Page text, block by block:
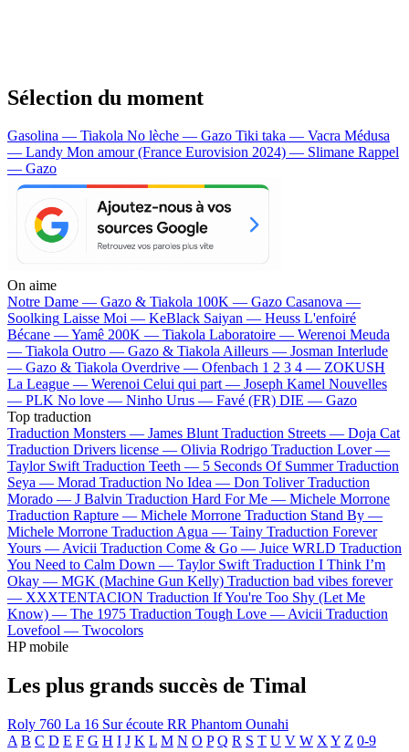
Sélection du moment
Gasolina — Tiakola No lèche — Gazo Tiki taka — Vacra Médusa
— Landy Mon amour (France Eurovision 2024) — Slimane Rappel
— Gazo
On aime
Notre Dame — Gazo & Tiakola 100K — Gazo Casanova —
Soolking Laisse Moi — KeBlack Saiyan — Heuss L'enfoiré
Bécane —Yamê 200K — Tiakola Laboratoire — Werenoi Meuda
— Tiakola Outro — Gazo & TiakolaAilleurs — Josman Interlude
— Gazo & Tiakola Overdrive — Ofenbach 1 2 3 4 — ZOKUSH
La League — Werenoi Celui qui part — Joseph Kamel Nouvelles
— PLK No love — Ninho Urus — Favé (FR) DIE — Gazo
Top traduction
Traduction Monsters — James Blunt Traduction Streets — Doja Cat
Traduction Drivers license — Olivia Rodrigo Traduction Lover —
Taylor Swift Traduction Teeth — 5 Seconds Of Summer Traduction
Seya — Morad Traduction No Idea — Don Toliver Traduction
Morado — J Balvin Traduction Hard For Me — Michele Morrone
Traduction Rapture — Michele Morrone Traduction Stand By —
Michele Morrone Traduction Agua — Tainy Traduction Forever
Yours —Avicii Traduction Come & Go — Juice WRLD Traduction
You Need to Calm Down — Taylor Swift Traduction I Think I’m
Okay — MGK (Machine Gun Kelly) Traduction bad vibes forever
— XXXTENTACION Traduction If You're Too Shy (Let Me
Know) — The 1975 Traduction Tough Love —Avicii Traduction
Lovefool — Twocolors
HP mobile
Les plus grands succès de Timal
Roly 760 La 16 Sur écoute RR Phantom Ounahi
A B C D E F G H I J K L M N O P Q R S T U V W X Y Z 0-9